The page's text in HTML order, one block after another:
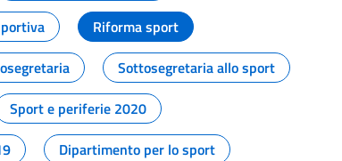
Riforma sport
Sottosegretaria allo sport
Sport e periferie 2020
Dipartimento per lo sport